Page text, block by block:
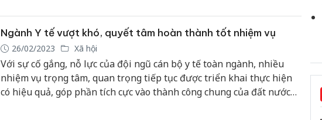
Ngành Y tế vượt khó, quyết tâm hoàn thành tốt nhiệm vụ
26/02/2023 Xã hội
Với sự cố gắng, nỗ lực của đội ngũ cán bộ y tế toàn ngành, nhiều
nhiệm vụ trọng tâm, quan trọng tiếp tục được triển khai thực hiện
có hiệu quả, góp phần tích cực vào thành công chung của đất nước